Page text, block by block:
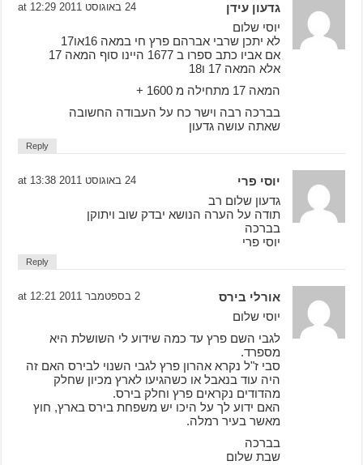
גדעון עידן 24 באוגוסט 2011 at 12:29
יוסי שלום
לא יתכן שרבי אברהם פרץ חי במאה 16או17
אם אביו כתב ספרו ב 1677 היינו סוף המאה 17
אלא המאה 17 ו18
המאה 17 מתחילה מ 1600 +
בברכה רבה וישר כח על העבודה החשובה
שאתה עושה גדעון
Reply
יוסי פרי 24 באוגוסט 2011 at 13:38
גדעון שלום רב
תודה על הערה הנושא יבדק שוב ויתוקן
בברכה
יוסי פרי
Reply
אורלי בירס 2 בספטמבר 2011 at 12:21
יוסי שלום
לגבי השם פרץ עד כמה שידוע לי השושלת היא
מספרד.
סבי ז"ל נקרא אהרון פרץ לגבי השנוי לבירס האם זה
היה עוד בנאבל או כשהגיעו לארץ מכיון שחלק
מהדודים נקראים פרץ וחלק בירס.
האם ידוע לך על היכו יש משפחת בירס בארץ, חוץ
מאשר בעיר רמלה.
בברכה
שבת שלום